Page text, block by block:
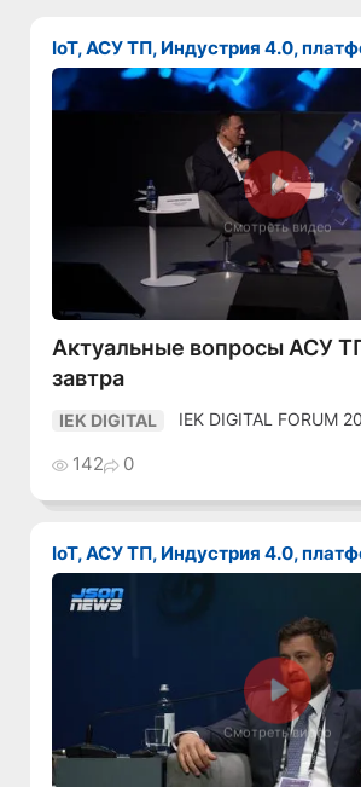
IoT, АСУ ТП, Индустрия 4.0,
Смотреть видео
Актуальные вопросы АСУ
завтра
IEK DIGITAL IEK DIGITAL FORUM
142 0
IoT, АСУ ТП, Индустрия 4.0,
Смотреть видео